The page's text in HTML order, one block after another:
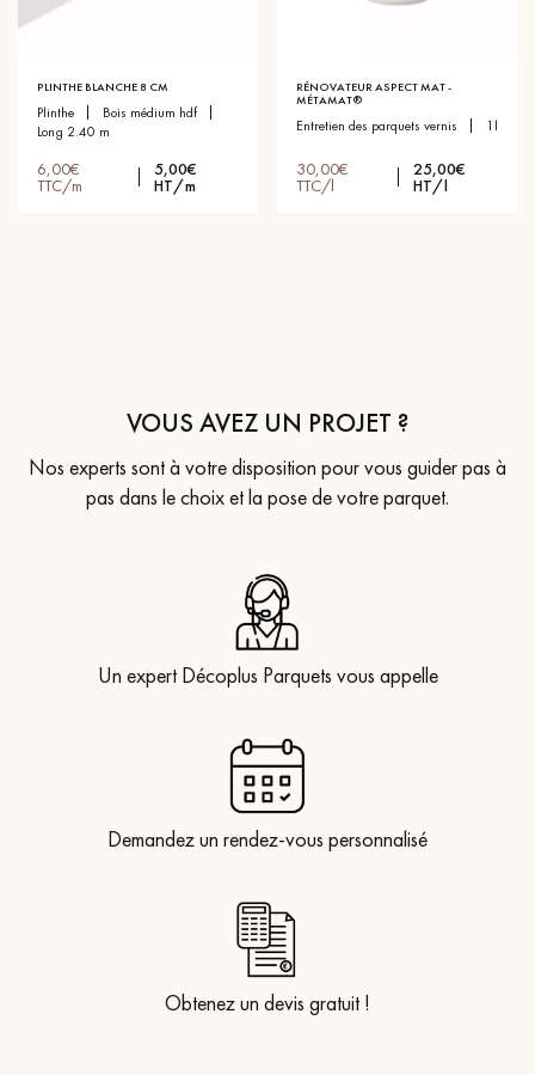
PLINTHE BLANCHE 8 CM
plinthe
bois médium hdf
long 2.40 m
6,00€
TTC/m
5,00€
HT/m
RÉNOVATEUR ASPECT MAT -
MÉTAMAT®
entretien des parquets vernis 1l
30,00€
TTC/l
25,00€
HT/l
VOUS AVEZ UN PROJET ?
Nos experts sont à votre disposition pour vous guider pas à
pas dans le choix et la pose de votre parquet.
Un expert Décoplus Parquets vous appelle
Demandez un rendez-vous personnalisé
Obtenez un devis gratuit !